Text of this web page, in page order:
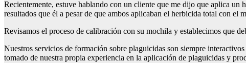
Recientemente, estuve hablando con un cliente que me dijo que aplica
resultados que él a pesar de que ambos aplicaban el herbicida total con el
Revisamos el proceso de calibración con su mochila y establecimos que
Nuestros servicios de formación sobre plaguicidas son siempre
tomado de nuestra propia experiencia en la aplicación de plaguicidas y